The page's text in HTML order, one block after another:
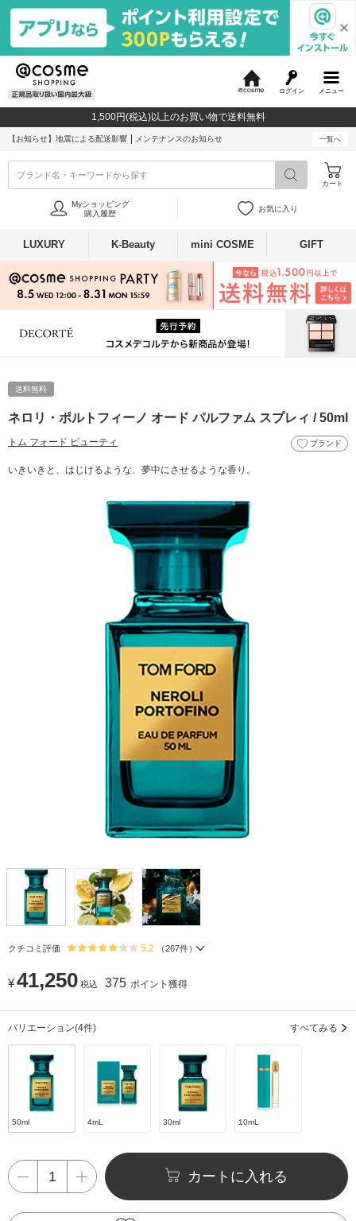
メニュー
ログイン
c
o
1,500円(税込)以上のお買い物で送料無料
【お知らせ】 地震による配送影響 メンテナンスのお知らせ 一覧へ
ブランド名・キーワードから探す
カート
Myショッピング
購入履歴
お気に入り
LUXURY K-Beauty mini COSME GIFT
送料無料
ネロリ・ポルトフィーノ オード パルファム スプレィ / 50ml
トム フォード ビューティ ブランド
いきいきと、はじけるような、夢中にさせるような香り。
クチコミ評価 5.2 （267件）
¥41,250 税込 375 ポイント獲得
バリエーション(4件) すべてみる
50ml 4mL 30ml 10mL
カートに入れる